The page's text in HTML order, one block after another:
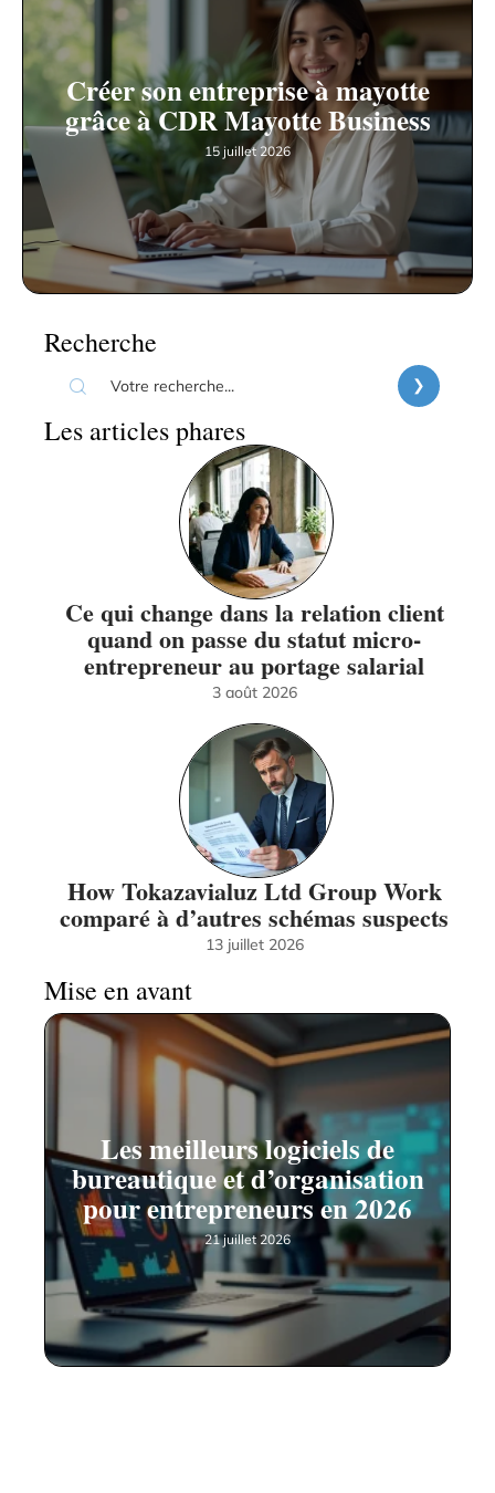
Créer son entreprise à mayotte
grâce à CDR Mayotte Business
15 juillet 2026
Recherche
Les articles phares
Ce qui change dans la relation client
quand on passe du statut micro-
entrepreneur au portage salarial
3 août 2026
How Tokazavialuz Ltd Group Work
comparé à d’autres schémas suspects
13 juillet 2026
Mise en avant
Les meilleurs logiciels de
bureautique et d’organisation
pour entrepreneurs en 2026
21 juillet 2026